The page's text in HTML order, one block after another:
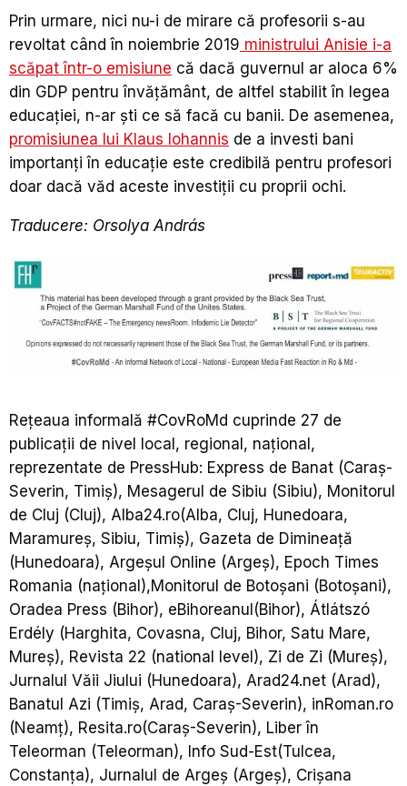
Prin urmare, nici nu-i de mirare că profesorii s-au
revoltat când în noiembrie 2019 ministrului Anisie i-a
scăpat într-o emisiune că dacă guvernul ar aloca 6%
din GDP pentru învățământ, de altfel stabilit în legea
educației, n-ar ști ce să facă cu banii. De asemenea,
promisiunea lui Klaus Iohannis de a investi bani
importanți în educație este credibilă pentru profesori
doar dacă văd aceste investiții cu proprii ochi.
Traducere: Orsolya András
Rețeaua informală #CovRoMd cuprinde 27 de
publicații de nivel local, regional, național,
reprezentate de PressHub: Express de Banat (Caraș-
Severin, Timiș), Mesagerul de Sibiu (Sibiu), Monitorul
de Cluj (Cluj), Alba24.ro(Alba, Cluj, Hunedoara,
Maramureș, Sibiu, Timiș), Gazeta de Dimineață
(Hunedoara), Argeșul Online (Argeș), Epoch Times
Romania (național),Monitorul de Botoșani (Botoșani),
Oradea Press (Bihor), eBihoreanul(Bihor), Átlátszó
Erdély (Harghita, Covasna, Cluj, Bihor, Satu Mare,
Mureș), Revista 22 (national level), Zi de Zi (Mureș),
Jurnalul Văii Jiului (Hunedoara), Arad24.net (Arad),
Banatul Azi (Timiș, Arad, Caraș-Severin), inRoman.ro
(Neamț), Resita.ro(Caraș-Severin), Liber în
Teleorman (Teleorman), Info Sud-Est(Tulcea,
Constanța), Jurnalul de Argeș (Argeș), Crișana